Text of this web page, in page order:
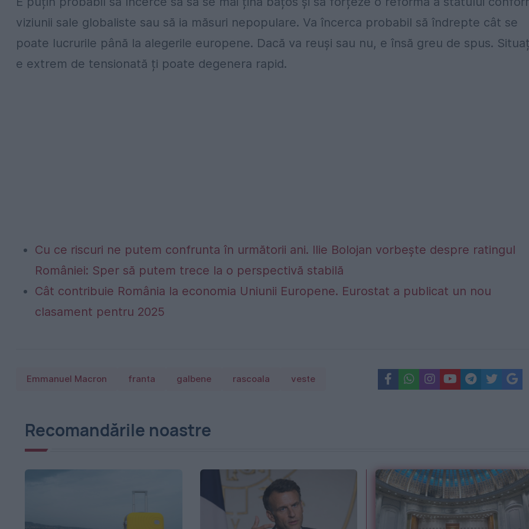
viziunii sale globaliste sau să ia măsuri nepopulare. Va încerca probabil să îndrepte cât se
poate lucrurile până la alegerile europene. Dacă va reuși sau nu, e însă greu de spus.
e extrem de tensionată ți poate degenera rapid.
Cu ce riscuri ne putem confrunta în următorii ani. Ilie Bolojan vorbește despre ratingul
României: Sper să putem trece la o perspectivă stabilă
Cât contribuie România la economia Uniunii Europene. Eurostat a publicat un nou
clasament pentru 2025
Emmanuel Macron franta galbene rascoala veste
Recomandările noastre